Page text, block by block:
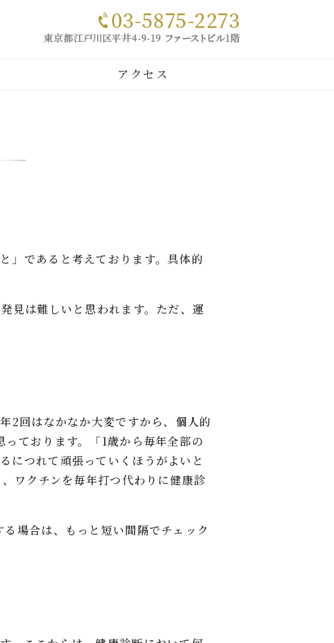
アクセス
」であると考えております。具体的
見は難しいと思われます。ただ、運
2回はなかなか大変ですから、個人的
ております。「1歳から毎年全部の
につれて頑張っていくほうがよいと
ワクチンを毎年打つ代わりに健康診
場合は、もっと短い間隔でチェック